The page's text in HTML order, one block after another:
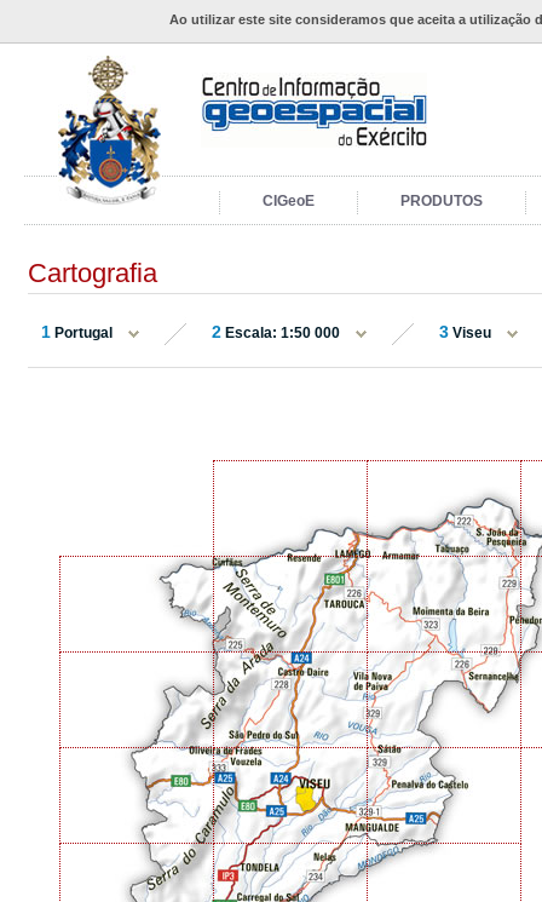
Ao utilizar este site consideramos que aceita a utilização
CIGeoE PRODUTOS
Cartografia
1 Portugal 2 Escala: 1:50 000 3 Viseu